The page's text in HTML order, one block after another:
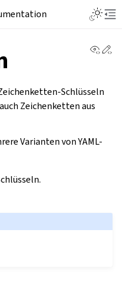
Schlüsseln
Zeichenketten aus
Varianten von YAML-